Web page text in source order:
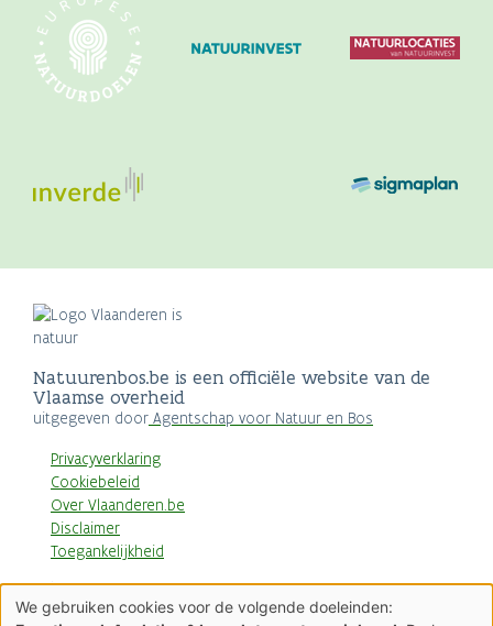
Natuurenbos.be is een officiële website van de
Vlaamse overheid
uitgegeven door Agentschap voor Natuur en Bos
Privacyverklaring
Cookiebeleid
Over Vlaanderen.be
Disclaimer
Toegankelijkheid
AGENTSCHAP
NATUUR & BOS
Gebruik
We gebruiken cookies voor de volgende doeleinden: